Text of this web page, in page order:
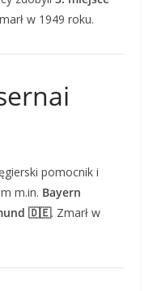
w 1949 roku.
pomocnik i
m.in. Bayern
🇩🇪. Zmarł w